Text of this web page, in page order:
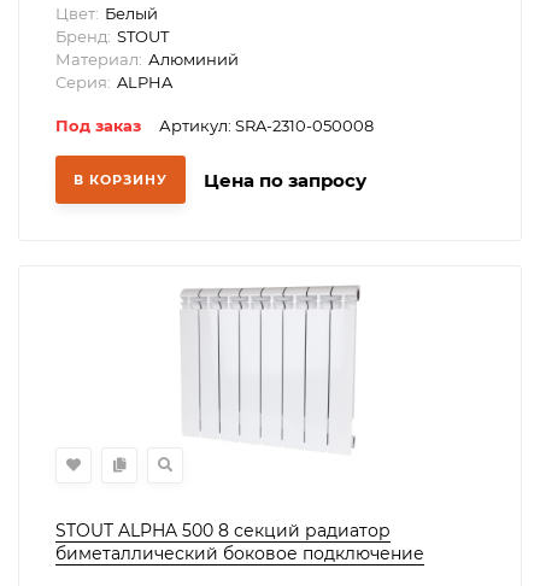
Цвет: Белый
Бренд: STOUT
Материал: Алюминий
Серия: ALPHA
Под заказ Артикул: SRA-2310-050008
В КОРЗИНУ Цена по запросу
STOUT ALPHA 500 8 секций радиатор
биметаллический боковое подключение